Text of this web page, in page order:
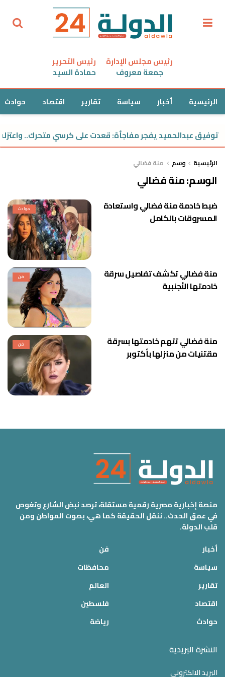
رئيس مجلس الإدارة
جمعة معروف
رئيس التحرير
حمادة السيد
الرئيسية أخبار سياسة تقارير اقتصاد حوادث
توفيق عبدالحميد يفجر مفاجأة: قعدت على كرسي متحرك..
الرئيسية وسم منة فضالي
الوسم:منة فضالي
حوادث
ضبط خادمة منة فضالي واستعادة
المسروقات بالكامل
فن
منة فضالي تكشف تفاصيل سرقة
خادمتها الأجنبية
فن
منة فضالي تتهم خادمتها بسرقة
مقتنيات من منزلها بأكتوبر
منصة إخبارية مصرية رقمية مستقلة، ترصد نبض الشارع وتغوص
في عمق الحدث.. ننقل الحقيقة كما هي، بصوت المواطن ومن
قلب الدولة.
أخبار
سياسة
تقارير
اقتصاد
حوادث
فن
محافظات
العالم
فلسطين
رياضة
النشرة البريدية
البريد الالكتروني